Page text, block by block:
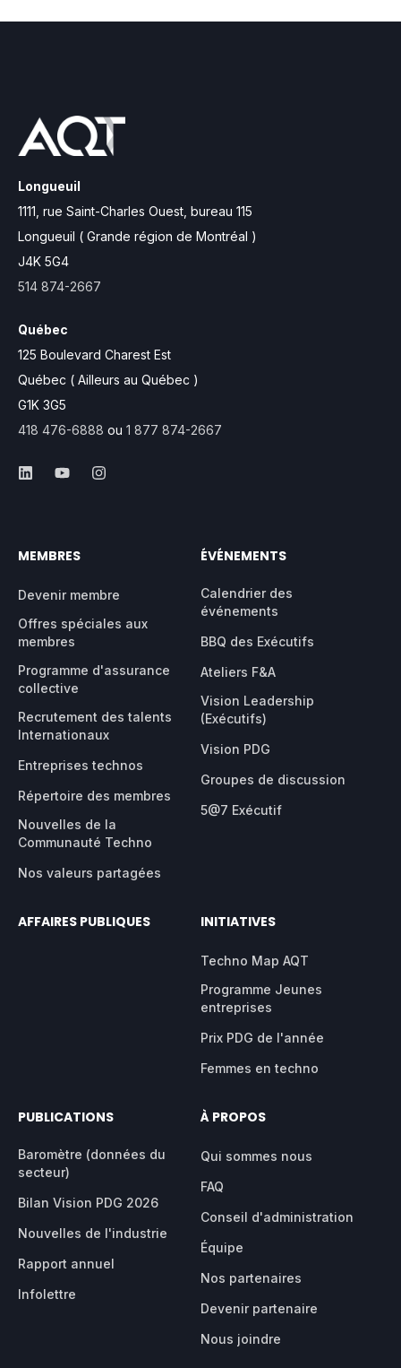
Longueuil
1111, rue Saint-Charles Ouest, bureau 115
Longueuil ( Grande région de Montréal )
J4K 5G4
514 874-2667
Québec
125 Boulevard Charest Est
Québec ( Ailleurs au Québec )
G1K 3G5
418 476-6888 ou 1 877 874-2667
MEMBRES
Devenir membre
Offres spéciales aux
membres
Programme d'assurance
collective
Recrutement des talents
Internationaux
Entreprises technos
Répertoire des membres
Nouvelles de la
Communauté Techno
Nos valeurs partagées
ÉVÉNEMENTS
Calendrier des
événements
BBQ des Exécutifs
Ateliers F&A
Vision Leadership
(Exécutifs)
Vision PDG
Groupes de discussion
5@7 Exécutif
AFFAIRES PUBLIQUES INITIATIVES
Techno Map AQT
Programme Jeunes
entreprises
Prix PDG de l'année
Femmes en techno
PUBLICATIONS
Baromètre (données du
secteur)
Bilan Vision PDG 2026
Nouvelles de l'industrie
Rapport annuel
Infolettre
À PROPOS
Qui sommes nous
FAQ
Conseil d'administration
Équipe
Nos partenaires
Devenir partenaire
Nous joindre